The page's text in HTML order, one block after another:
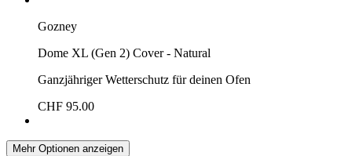
Gozney
Dome XL (Gen 2) Cover - Natural
Ganzjähriger Wetterschutz für deinen Ofen
CHF 95.00
Mehr Optionen anzeigen